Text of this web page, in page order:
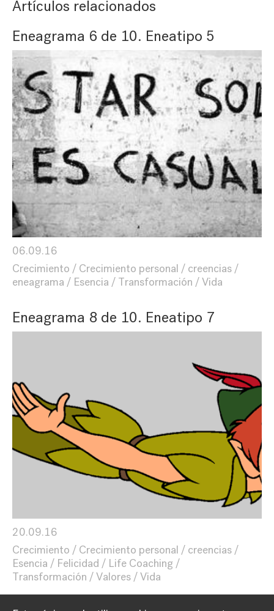
Artículos relacionados
Eneagrama 6 de 10. Eneatipo 5
06.09.16
Crecimiento
Crecimiento personal
creencias
eneagrama
Esencia Transformación Vida
Eneagrama 8 de 10. Eneatipo 7
20.09.16
Crecimiento
Crecimiento personal
creencias
Esencia
Felicidad
Life Coaching
Transformación
Valores Vida